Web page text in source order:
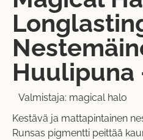
Huulipuna
Valmistaja: magical halo
Kestävä ja mattapintainen
Runsas pigmentti peittää